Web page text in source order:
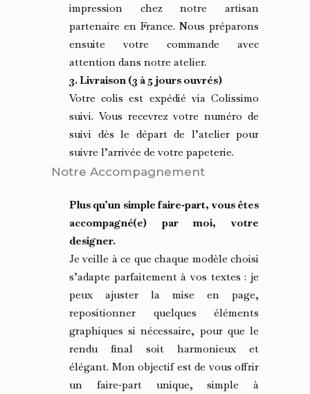
impression chez notre artisan
partenaire en France. Nous préparons
ensuite votre commande avec
attention dans notre atelier.
3. Livraison (3 à 5 jours ouvrés)
Votre colis est expédié via Colissimo
suivi. Vous recevrez votre numéro de
suivi dès le départ de l’atelier pour
suivre l’arrivée de votre papeterie.
Notre Accompagnement
Plus qu’un simple faire‑part, vous êtes
accompagné(e) par moi, votre
designer.
Je veille à ce que chaque modèle choisi
s’adapte parfaitement à vos textes : je
peux ajuster la mise en page,
repositionner quelques éléments
graphiques si nécessaire, pour que le
rendu final soit harmonieux et
élégant. Mon objectif est de vous offrir
un faire‑part unique, simple à